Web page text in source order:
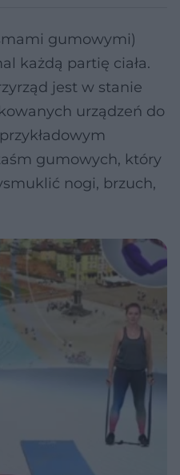
gumowymi)
każdą partię ciała.
jest w stanie
urządzeń do
gumowych, który
nogi, brzuch,